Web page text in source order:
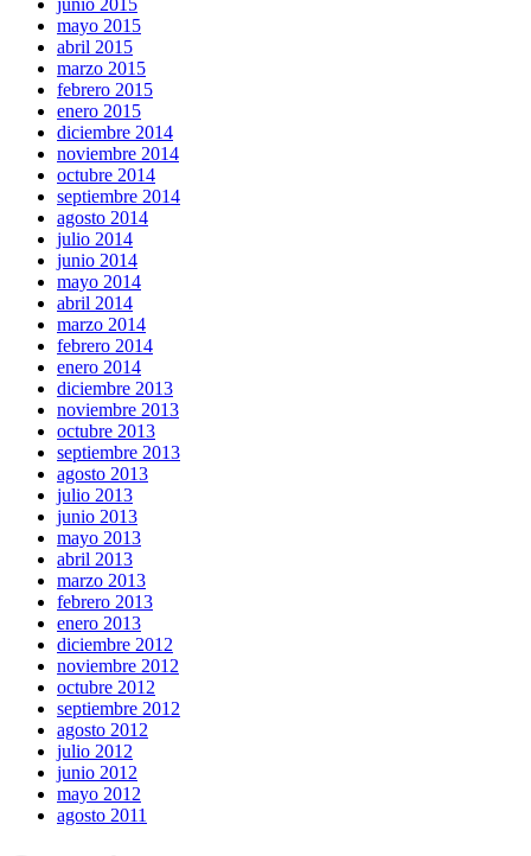
mayo 2015
abril 2015
marzo 2015
febrero 2015
enero 2015
diciembre 2014
noviembre 2014
octubre 2014
septiembre 2014
agosto 2014
julio 2014
junio 2014
mayo 2014
abril 2014
marzo 2014
febrero 2014
enero 2014
diciembre 2013
noviembre 2013
octubre 2013
septiembre 2013
agosto 2013
julio 2013
junio 2013
mayo 2013
abril 2013
marzo 2013
febrero 2013
enero 2013
diciembre 2012
noviembre 2012
octubre 2012
septiembre 2012
agosto 2012
julio 2012
junio 2012
mayo 2012
agosto 2011